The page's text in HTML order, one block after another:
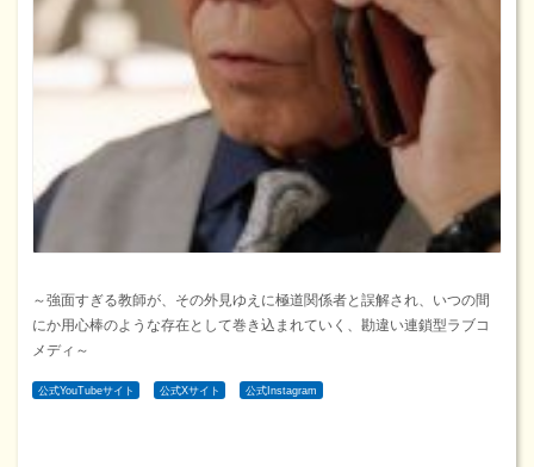
～強面すぎる教師が、その外見ゆえに極道関係者と誤解され、いつの間
にか用心棒のような存在として巻き込まれていく、勘違い連鎖型ラブコ
メディ～
公式YouTubeサイト 公式Xサイト 公式Instagram